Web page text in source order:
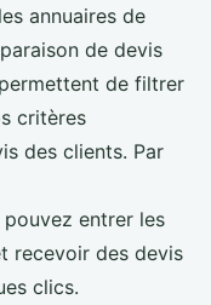
annuaires de
de devis
de filtrer
critères
des clients. Par
pouvez entrer les
recevoir des devis
clics.